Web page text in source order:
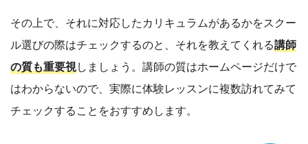
その上で、それに対応したカリキュラムがあるかをスクー
ル選びの際はチェックするのと、それを教えてくれる講師
の質も重要視しましょう。講師の質はホームページだけで
はわからないので、実際に体験レッスンに複数訪れてみて
チェックすることをおすすめします。